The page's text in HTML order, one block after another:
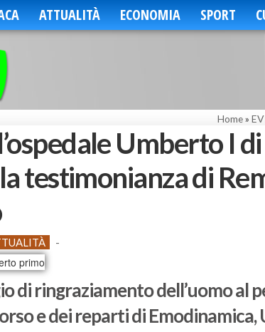
ATTUALITÀ ECONOMIA SPORT
Home»
Umberto I
testimonianza di
-
di ringraziamento dell’uomo al
e dei reparti di Emodinamica,